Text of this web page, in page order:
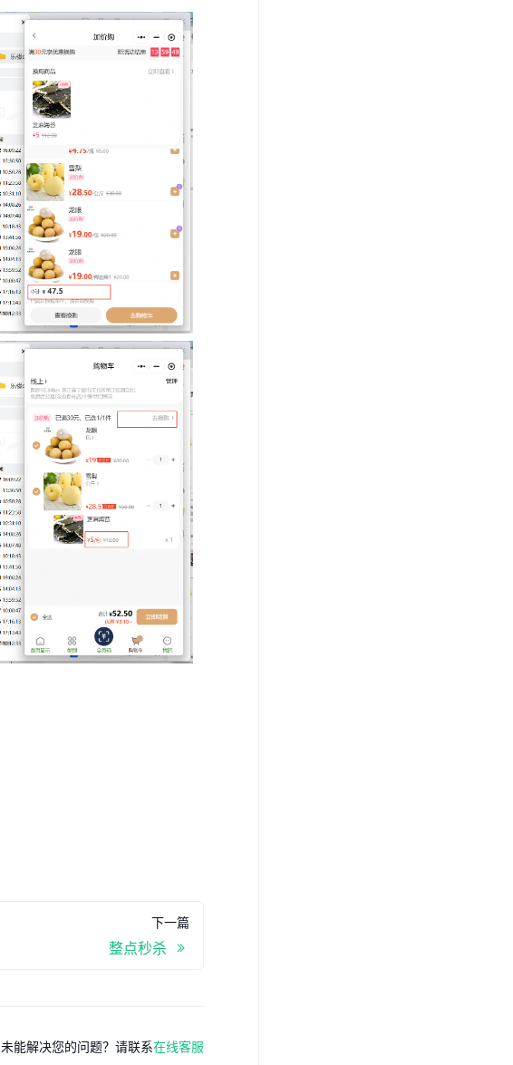
下一篇
整点秒杀
未能解决您的问题？请联系在线客服